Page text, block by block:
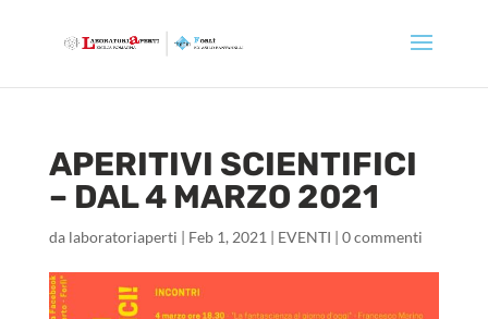
APERITIVI SCIENTIFICI
– DAL 4 MARZO 2021
da laboratoriaperti | Feb 1, 2021 | EVENTI | 0 commenti